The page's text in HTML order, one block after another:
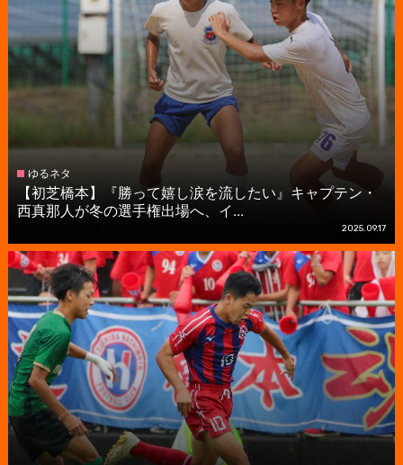
ゆるネタ
【初芝橋本】『勝って嬉し涙を流したい』キャプテン・
西真那人が冬の選手権出場へ、イ...
2025.09.17